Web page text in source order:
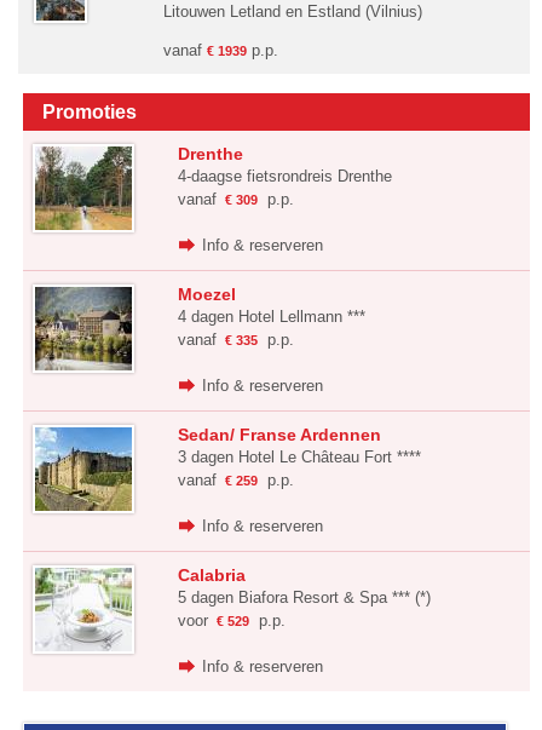
Litouwen Letland en Estland (Vilnius)
vanaf € 1939p.p.
Promoties
Drenthe
4-daagse fietsrondreis Drenthe
vanaf € 309p.p.
Info & reserveren
Moezel
4 dagen Hotel Lellmann ***
vanaf € 335p.p.
Info & reserveren
Sedan/ Franse Ardennen
3 dagen Hotel Le Château Fort ****
vanaf € 259p.p.
Info & reserveren
Calabria
5 dagen Biafora Resort & Spa *** (*)
voor € 529p.p.
Info & reserveren